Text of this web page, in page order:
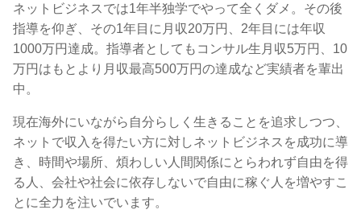
ネットビジネスでは1年半独学でやって全くダメ。その後
指導を仰ぎ、その1年目に月収20万円、2年目には年収
1000万円達成。指導者としてもコンサル生月収5万円、10
万円はもとより月収最高500万円の達成など実績者を輩出
中。
現在海外にいながら自分らしく生きることを追求しつつ、
ネットで収入を得たい方に対しネットビジネスを成功に導
き、時間や場所、煩わしい人間関係にとらわれず自由を得
る人、会社や社会に依存しないで自由に稼ぐ人を増やすこ
とに全力を注いでいます。